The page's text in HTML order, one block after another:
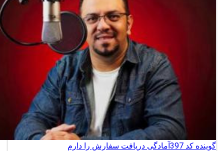
گوینده کد 397
آمادگی دریافت سفارش را دارم